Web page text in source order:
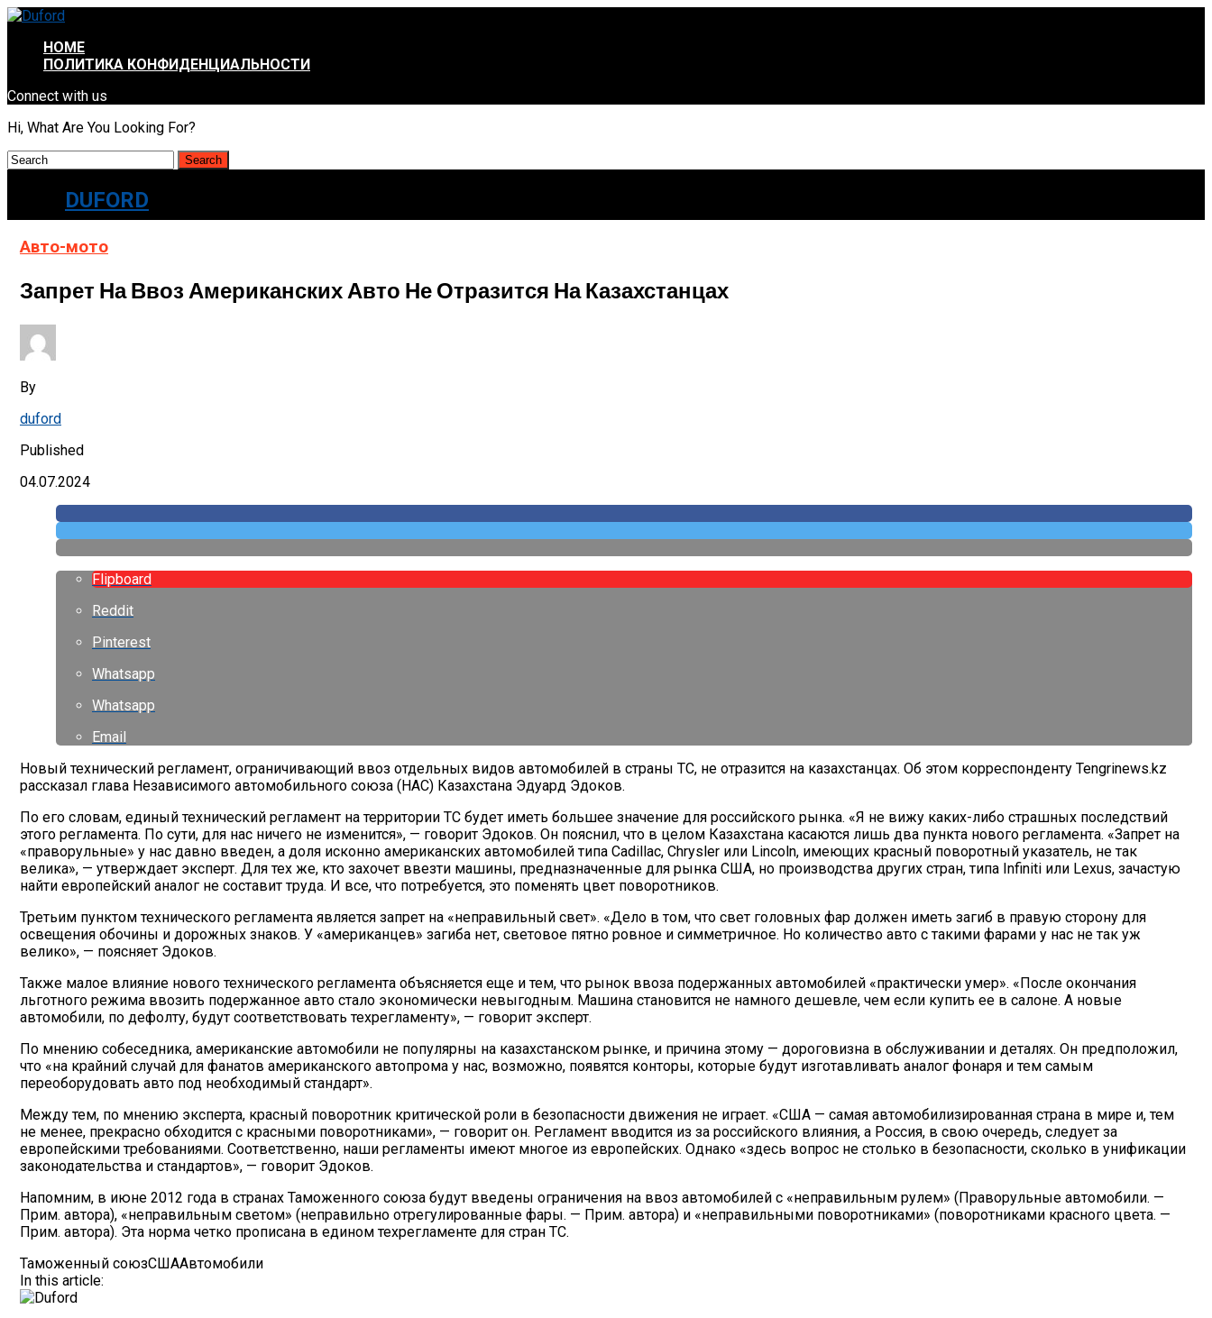
HOME
ПОЛИТИКА КОНФИДЕНЦИАЛЬНОСТИ
Connect with us
Hi, What Are You Looking For?
DUFORD
Авто-мото
Запрет На Ввоз Американских Авто Не Отразится На Казахстанцах
By
duford
Published
04.07.2024
Flipboard
Reddit
Pinterest
Whatsapp
Whatsapp
Email
Новый технический регламент, ограничивающий ввоз отдельных видов автомобилей в страны ТС, не отразится на казахстанцах. Об этом корреспонденту Tengrinews.kz
рассказал глава Независимого автомобильного союза (НАС) Казахстана Эдуард Эдоков.
По его словам, единый технический регламент на территории ТС будет иметь большее значение для российского рынка. «Я не вижу каких-либо страшных последствий
этого регламента. По сути, для нас ничего не изменится», — говорит Эдоков. Он пояснил, что в целом Казахстана касаются лишь два пункта нового регламента. «Запрет на
«праворульные» у нас давно введен, а доля исконно американских автомобилей типа Cadillac, Chrysler или Lincoln, имеющих красный поворотный указатель, не так
велика», — утверждает эксперт. Для тех же, кто захочет ввезти машины, предназначенные для рынка США, но производства других стран, типа Infiniti или Lexus, зачастую
найти европейский аналог не составит труда. И все, что потребуется, это поменять цвет поворотников.
Третьим пунктом технического регламента является запрет на «неправильный свет». «Дело в том, что свет головных фар должен иметь загиб в правую сторону для
освещения обочины и дорожных знаков. У «американцев» загиба нет, световое пятно ровное и симметричное. Но количество авто с такими фарами у нас не так уж
велико», — поясняет Эдоков.
Также малое влияние нового технического регламента объясняется еще и тем, что рынок ввоза подержанных автомобилей «практически умер». «После окончания
льготного режима ввозить подержанное авто стало экономически невыгодным. Машина становится не намного дешевле, чем если купить ее в салоне. А новые
автомобили, по дефолту, будут соответствовать техрегламенту», — говорит эксперт.
По мнению собеседника, американские автомобили не популярны на казахстанском рынке, и причина этому — дороговизна в обслуживании и деталях. Он предположил,
что «на крайний случай для фанатов американского автопрома у нас, возможно, появятся конторы, которые будут изготавливать аналог фонаря и тем самым
переоборудовать авто под необходимый стандарт».
Между тем, по мнению эксперта, красный поворотник критической роли в безопасности движения не играет. «США — самая автомобилизированная страна в мире и, тем
не менее, прекрасно обходится с красными поворотниками», — говорит он. Регламент вводится из за российского влияния, а Россия, в свою очередь, следует за
европейскими требованиями. Соответственно, наши регламенты имеют многое из европейских. Однако «здесь вопрос не столько в безопасности, сколько в унификации
законодательства и стандартов», — говорит Эдоков.
Напомним, в июне 2012 года в странах Таможенного союза будут введены ограничения на ввоз автомобилей с «неправильным рулем» (Праворульные автомобили. —
Прим. автора), «неправильным светом» (неправильно отрегулированные фары. — Прим. автора) и «неправильными поворотниками» (поворотниками красного цвета. —
Прим. автора). Эта норма четко прописана в едином техрегламенте для стран ТС.
Таможенный союзСШААвтомобили
In this article: